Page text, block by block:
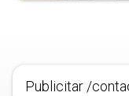
Publicitar /